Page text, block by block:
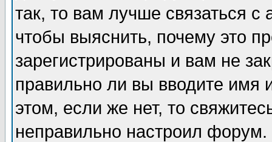
так, то вам лучше связаться
чтобы выяснить, почему это
зарегистрированы и вам не
правильно ли вы вводите
этом, если же нет, то
неправильно настроил форум.